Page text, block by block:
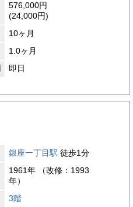
576,000円
(24,000円)
10ヶ月
1.0ヶ月
即日
銀座一丁目駅 徒歩1分
1961年 （改修：1993
年）
3階